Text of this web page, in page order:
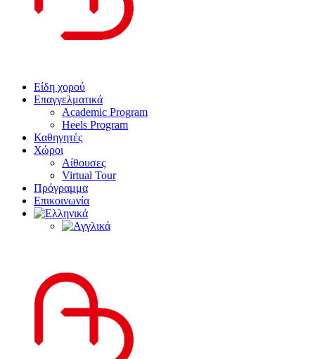
Είδη χορού
Επαγγελματικά
Academic Program
Heels Program
Καθηγητές
Χώροι
Αίθουσες
Virtual Tour
Πρόγραμμα
Επικοινωνία